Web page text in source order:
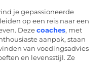
je gepassioneerde
op een reis naar een
Deze coaches, met
aanpak, staan
van voedingsadvies
en levensstijl. Ze